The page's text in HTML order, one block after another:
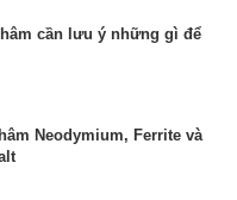
cần lưu ý những gì để
Neodymium, Ferrite và